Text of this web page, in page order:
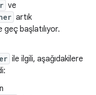
ve
artık
geç başlatılıyor.
ile ilgili, aşağıdakilere